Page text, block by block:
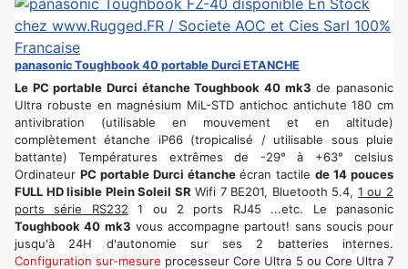
panasonic Toughbook 40 portable Durci ETANCHE
Le PC portable Durci étanche Toughbook 40 mk3 de panasonic
Ultra robuste en magnésium MiL-STD antichoc antichute 180 cm
antivibration (utilisable en mouvement et en altitude)
complètement étanche iP66 (tropicalisé / utilisable sous pluie
battante) Températures extrêmes de -29° à +63° celsius
Ordinateur PC portable Durci étancheécran tactilede 14 pouces
FULL HD lisible Plein Soleil SR Wifi 7 BE201, Bluetooth 5.4, 1 ou 2
ports série RS232 1 ou 2 ports RJ45 ...etc. Le panasonic
Toughbook 40 mk3 vous accompagne partout! sans soucis pour
jusqu'à 24H d'autonomie sur ses 2 batteries internes.
Configuration sur-mesure processeur Core Ultra 5 ou Core Ultra 7